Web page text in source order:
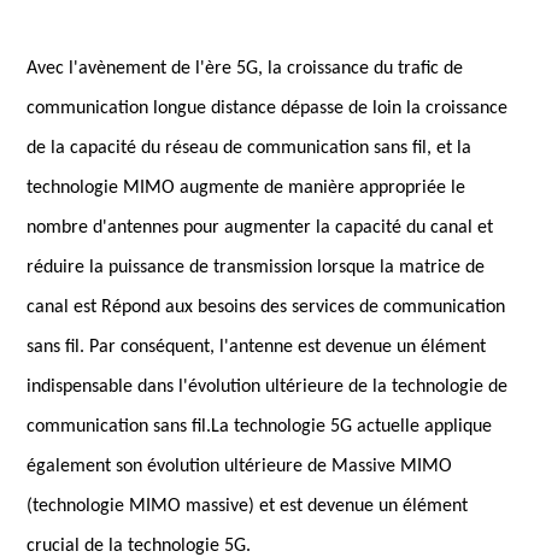
Avec l'avènement de l'ère 5G, la croissance du trafic de
communication longue distance dépasse de loin la croissance
de la capacité du réseau de communication sans fil, et la
technologie MIMO augmente de manière appropriée le
nombre d'antennes pour augmenter la capacité du canal et
réduire la puissance de transmission lorsque la matrice de
canal est Répond aux besoins des services de communication
sans fil. Par conséquent, l'antenne est devenue un élément
indispensable dans l'évolution ultérieure de la technologie de
communication sans fil.La technologie 5G actuelle applique
également son évolution ultérieure de Massive MIMO
(technologie MIMO massive) et est devenue un élément
crucial de la technologie 5G.